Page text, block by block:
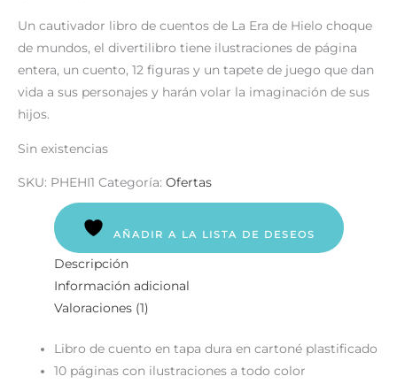
Un cautivador libro de cuentos de La Era de Hielo choque
de mundos, el divertilibro tiene ilustraciones de página
entera, un cuento, 12 figuras y un tapete de juego que dan
vida a sus personajes y harán volar la imaginación de sus
hijos.
Sin existencias
SKU: PHEHI1 Categoría: Ofertas
AÑADIR A LA LISTA DE DESEOS
Descripción
Información adicional
Valoraciones (1)
Libro de cuento en tapa dura en cartoné plastificado
10 páginas con ilustraciones a todo color